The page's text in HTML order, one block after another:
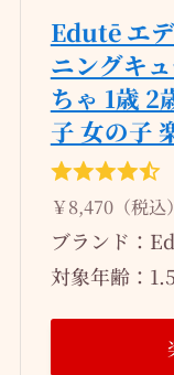
Edutē エ
ニングキ
ちゃ 1歳 2
子 女の子
￥8,470（税込）
ブランド：
対象年齢：